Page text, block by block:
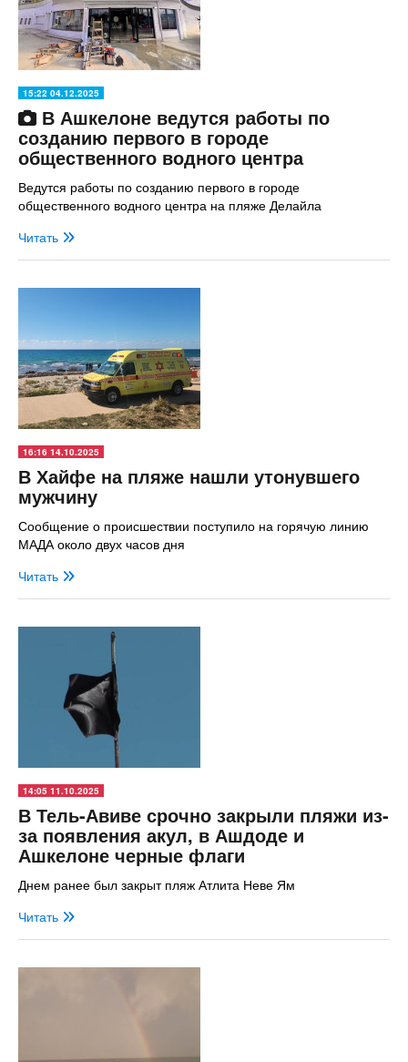
15:22 04.12.2025
В Ашкелоне ведутся работы по
созданию первого в городе
общественного водного центра
Ведутся работы по созданию первого в городе
общественного водного центра на пляже Делайла
Читать
16:16 14.10.2025
В Хайфе на пляже нашли утонувшего
мужчину
Сообщение о происшествии поступило на горячую линию
МАДА около двух часов дня
Читать
14:05 11.10.2025
В Тель-Авиве срочно закрыли пляжи из-
за появления акул, в Ашдоде и
Ашкелоне черные флаги
Днем ранее был закрыт пляж Атлита Неве Ям
Читать